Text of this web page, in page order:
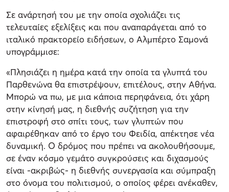
Σε ανάρτησή του με την οποία σχολιάζει τις
τελευταίες εξελίξεις και που αναπαράγεται από το
ιταλικό πρακτορείο ειδήσεων, ο Αλμπέρτο Σαμονά
υπογράμμισε:
«Πλησιάζει η ημέρα κατά την οποία τα γλυπτά του
Παρθενώνα θα επιστρέψουν, επιτέλους, στην Αθήνα.
Μπορώ να πω, με μια κάποια περηφάνεια, ότι χάρη
στην κίνησή μας, η διεθνής συζήτηση για την
επιστροφή στο σπίτι τους, των γλυπτών που
αφαιρέθηκαν από το έργο του Φειδία, απέκτησε νέα
δυναμική. Ο δρόμος που πρέπει να ακολουθήσουμε,
σε έναν κόσμο γεμάτο συγκρούσεις και διχασμούς
είναι -ακριβώς- η διεθνής συνεργασία και σύμπραξη
στο όνομα του πολιτισμού, ο οποίος φέρει ανέκαθεν,